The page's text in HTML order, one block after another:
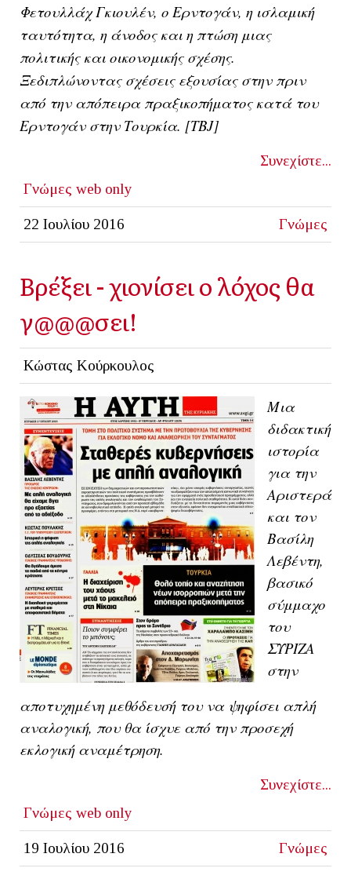
Φετουλλάχ Γκιουλέν, ο Ερντογάν, η ισλαμική
ταυτότητα, η άνοδος και η πτώση μιας
πολιτικής και οικονομικής σχέσης.
Ξεδιπλώνοντας σχέσεις εξουσίας στην πριν
από την απόπειρα πραξικοπήματος κατά του
Ερντογάν στην Τουρκία. [ΤΒJ]
Συνεχίστε...
Γνώμες web only
22 Ιουλίου 2016 Γνώμες
Βρέξει - χιονίσει ο λόχος θα
γ@@@σει!
Κώστας Κούρκουλος
Μια
διδακτική
ιστορία
για την
Αριστερά
και τον
Βασίλη
Λεβέντη,
βασικό
σύμμαχο
του
ΣΥΡΙΖΑ
στην
αποτυχημένη μεθόδευσή του να ψηφίσει απλή
αναλογική, που θα ίσχυε από την προσεχή
εκλογική αναμέτρηση.
Συνεχίστε...
Γνώμες web only
19 Ιουλίου 2016 Γνώμες